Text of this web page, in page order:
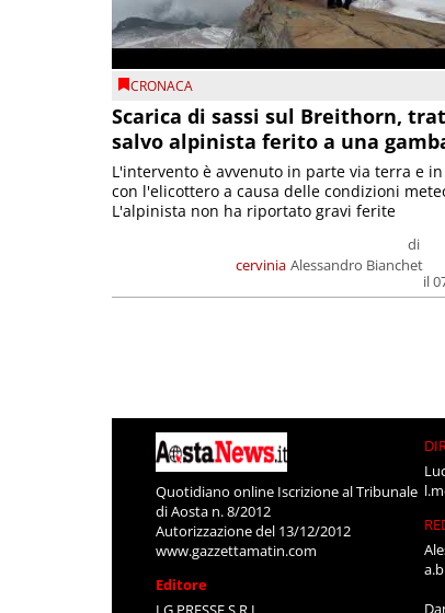
CRONACA
Scarica di sassi sul Breithorn,
salvo alpinista ferito a una
cervinia
di
Alessandro Bianchet
il
L'intervento è avvenuto in parte via terra e
con l'elicottero a causa delle condizioni
L'alpinista non ha riportato gravi ferite
Quotidiano online Iscrizione al Tribunale
di Aosta n. 8/2012
Autorizzazione del 13/12/2012
www.gazzettamatin.com
Editore